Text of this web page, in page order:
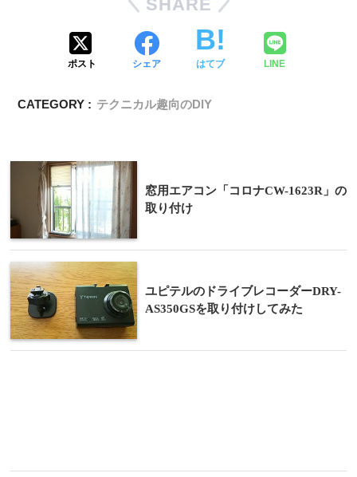
SHARE
ポスト シェア はてブ LINE
CATEGORY : テクニカル趣向のDIY
窓用エアコン「コロナCW-1623R」の
取り付け
ユピテルのドライブレコーダーDRY-
AS350GSを取り付けしてみた